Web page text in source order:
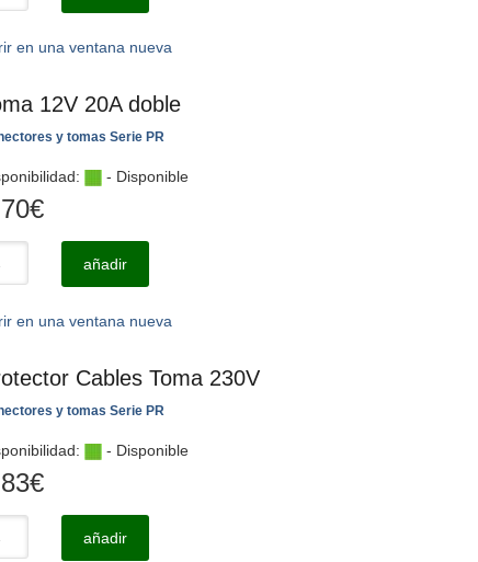
en una ventana nueva
12V 20A doble
y tomas Serie PR
- Disponible
€
añadir
en una ventana nueva
Cables Toma 230V
y tomas Serie PR
- Disponible
€
añadir